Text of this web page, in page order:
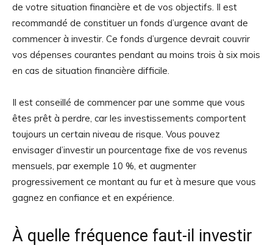
de votre situation financière et de vos objectifs. Il est
recommandé de constituer un fonds d’urgence avant de
commencer à investir. Ce fonds d’urgence devrait couvrir
vos dépenses courantes pendant au moins trois à six mois
en cas de situation financière difficile.
Il est conseillé de commencer par une somme que vous
êtes prêt à perdre, car les investissements comportent
toujours un certain niveau de risque. Vous pouvez
envisager d’investir un pourcentage fixe de vos revenus
mensuels, par exemple 10 %, et augmenter
progressivement ce montant au fur et à mesure que vous
gagnez en confiance et en expérience.
À quelle fréquence faut-il investir